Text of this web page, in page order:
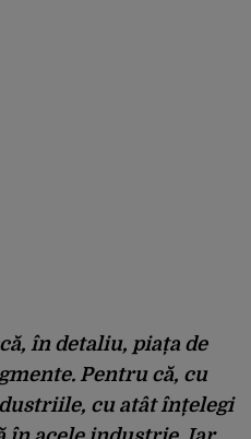
în detaliu, piața de
Pentru că, cu
cu atât înțelegi